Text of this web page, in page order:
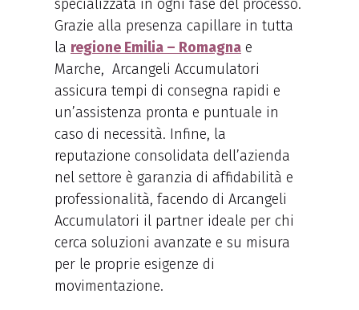
specializzata in ogni fase del processo.
Grazie alla presenza capillare in tutta
la regione Emilia – Romagna e
Marche, Arcangeli Accumulatori
assicura tempi di consegna rapidi e
un’assistenza pronta e puntuale in
caso di necessità. Infine, la
reputazione consolidata dell’azienda
nel settore è garanzia di affidabilità e
professionalità, facendo di Arcangeli
Accumulatori il partner ideale per chi
cerca soluzioni avanzate e su misura
per le proprie esigenze di
movimentazione.